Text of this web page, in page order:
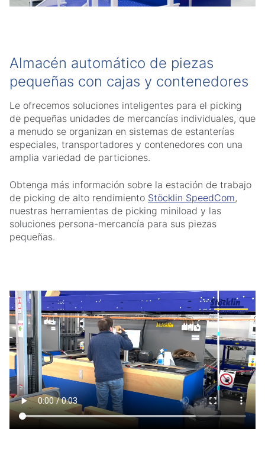
Almacén automático de piezas
pequeñas con cajas y contenedores
Le ofrecemos soluciones inteligentes para el picking
de pequeñas unidades de mercancías individuales, que
a menudo se organizan en sistemas de estanterías
especiales, transportadores y contenedores con una
amplia variedad de particiones.
Obtenga más información sobre la estación de trabajo
de picking de alto rendimiento Stöcklin SpeedCom,
nuestras herramientas de picking miniload y las
soluciones persona-mercancía para sus piezas
pequeñas.